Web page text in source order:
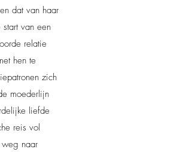
dat van haar
van een
relatie
hen te
zich
moederlijn
liefde
reis vol
weg naar